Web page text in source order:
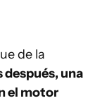
de la
después, una
el motor